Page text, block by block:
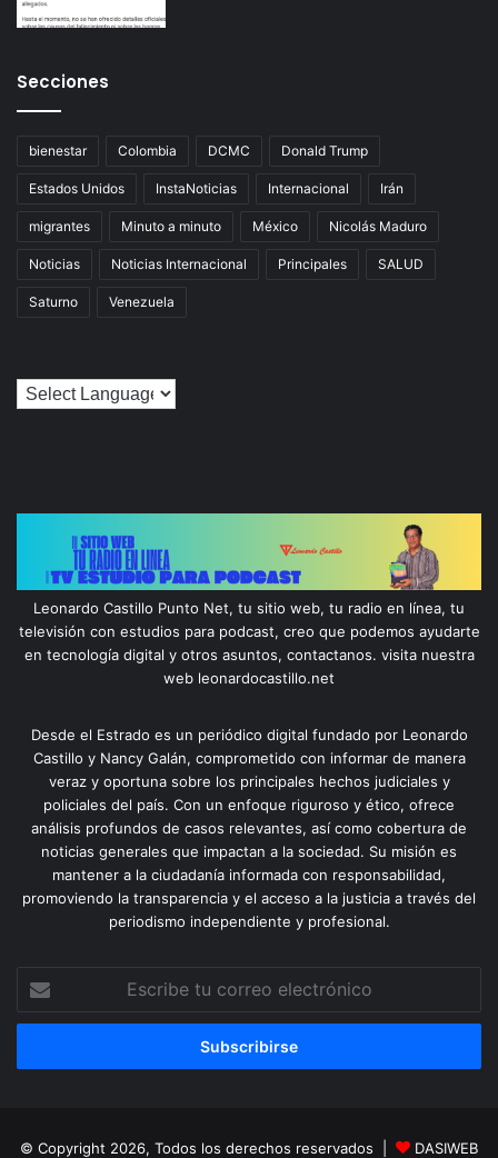
Secciones
bienestar Colombia DCMC Donald Trump
Estados Unidos InstaNoticias Internacional Irán
migrantes Minuto a minuto México Nicolás Maduro
Noticias Noticias Internacional Principales SALUD
Saturno Venezuela
Leonardo Castillo Punto Net, tu sitio web, tu radio en línea, tu
televisión con estudios para podcast, creo que podemos ayudarte
en tecnología digital y otros asuntos, contactanos. visita nuestra
web leonardocastillo.net
Desde el Estrado es un periódico digital fundado por Leonardo
Castillo y Nancy Galán, comprometido con informar de manera
veraz y oportuna sobre los principales hechos judiciales y
policiales del país. Con un enfoque riguroso y ético, ofrece
análisis profundos de casos relevantes, así como cobertura de
noticias generales que impactan a la sociedad. Su misión es
mantener a la ciudadanía informada con responsabilidad,
promoviendo la transparencia y el acceso a la justicia a través del
periodismo independiente y profesional.
correo
© Copyright 2026, Todos los derechos reservados | DASIWEB